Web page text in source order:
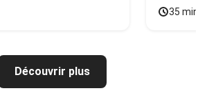
35
Découvrir plus